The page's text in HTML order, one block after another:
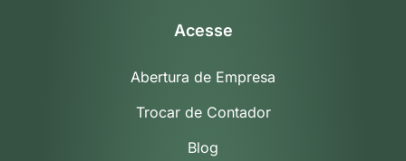
Acesse
Abertura de Empresa
Trocar de Contador
Blog